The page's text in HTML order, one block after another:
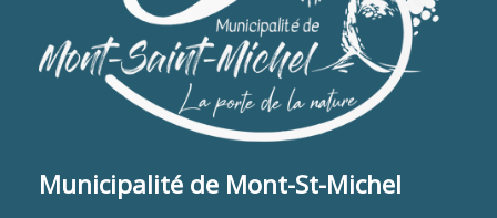
Municipalité de Mont-St-Michel